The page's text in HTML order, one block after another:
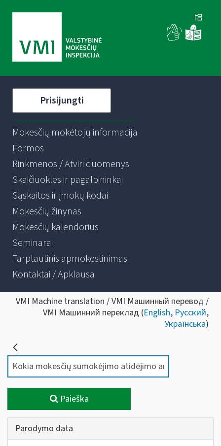
Prisijungti
Mokesčių mokėtojų informacija
Formos
Rinkmenos / Atviri duomenys
Skaičiuoklės ir pagalbininkai
Sąskaitos ir įmokų kodai
Mokesčių žinynas
Mokesčių kalendorius
Seminarai
Tarptautinis apmokestinimas
Kontaktai / Apklausa
VMI Machine translation / VMI Машинный перевод /
VMI Машинний переклад (English, Русский,
Українська)
Paieška
Parodymo data